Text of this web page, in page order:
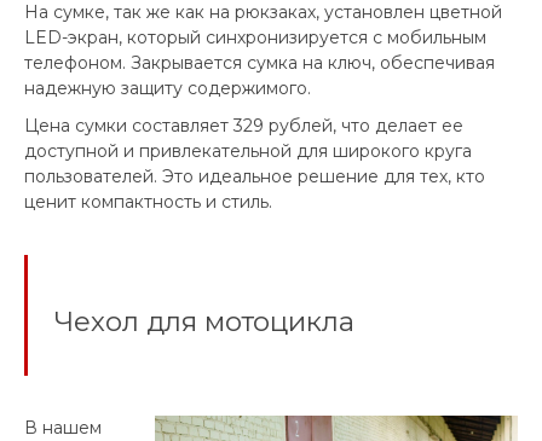
На сумке, так же как на рюкзаках, установлен цветной
LED-экран, который синхронизируется с мобильным
телефоном. Закрывается сумка на ключ, обеспечивая
надежную защиту содержимого.
Цена сумки составляет 329 рублей, что делает ее
доступной и привлекательной для широкого круга
пользователей. Это идеальное решение для тех, кто
ценит компактность и стиль.
Чехол для мотоцикла
В нашем